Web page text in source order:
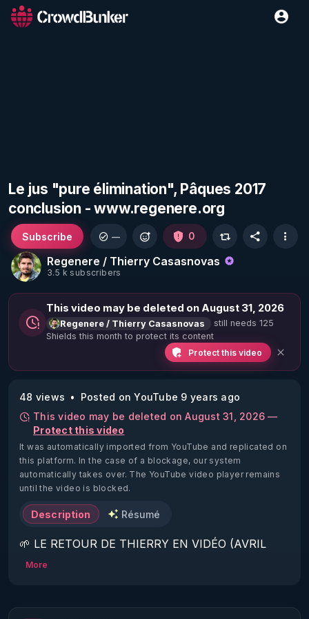
Le jus "pure élimination", Pâques 2017
conclusion - www.regenere.org
Regenere / Thierry Casasnovas
3.5 k subscribers
Subscribe — 0
This video may be deleted on August 31, 2026
Regenere / Thierry Casasnovas
still needs 125
Shields this month to protect its content
Protect this video
48 views
Posted on YouTube 9 years ago
This video may be deleted on August 31, 2026 —
Protect this video
It was automatically imported from YouTube and replicated on
this platform. In the case of a blockage, our system
automatically takes over. The YouTube video player remains
until the video is blocked.
Description Résumé
🌱 LE RETOUR DE THIERRY EN VIDÉO (AVRIL
2022)!
https://www.rgnr.fr/presentation.html
More